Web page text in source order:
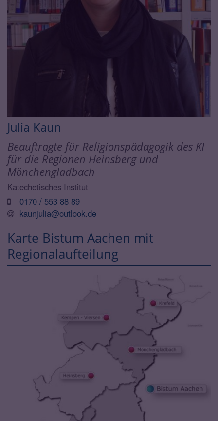
Julia Kaun
Beauftragte für Religionspädagogik des KI
für die Regionen Heinsberg und
Mönchengladbach
Katechetisches Institut
0170 / 553 88 89
kaunjulia@outlook.de
Karte Bistum Aachen mit
Regionalaufteilung